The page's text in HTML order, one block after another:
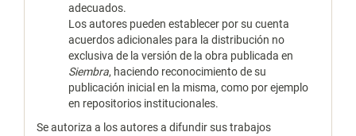
adecuados.
Los autores pueden establecer por su cuenta
acuerdos adicionales para la distribución no
exclusiva de la versión de la obra publicada en
Siembra, haciendo reconocimiento de su
publicación inicial en la misma, como por ejemplo
en repositorios institucionales.
Se autoriza a los autores a difundir sus trabajos